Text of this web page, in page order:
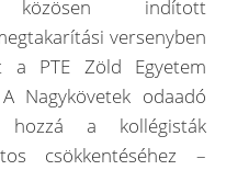
közösen indított
versenyben
a PTE Zöld Egyetem
Nagykövetek odaadó
hozzá a kollégisták
csökkentéséhez –